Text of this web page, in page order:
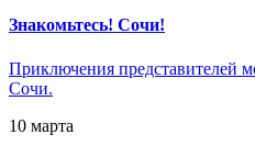
Знакомьтесь! Сочи!
Приключения представителей
Сочи.
10 марта